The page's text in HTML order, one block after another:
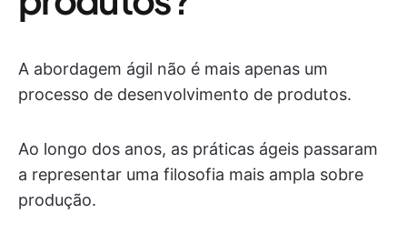
A abordagem ágil não é mais apenas um
processo de desenvolvimento de produtos.
Ao longo dos anos, as práticas ágeis passaram
a representar uma filosofia mais ampla sobre
produção.